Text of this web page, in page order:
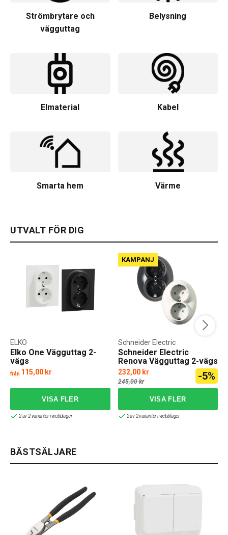
Strömbrytare och
vägguttag
Belysning
Elmaterial Kabel
Smarta hem Värme
UTVALT FÖR DIG
Elko One Vägguttag 2-
vägs
ELKO
från 115,00 kr
2 av 2 varianter i webblager
KAMPANJ
Schneider Electric
Renova Vägguttag 2-vägs
Schneider Electric
232,00 kr
245,00 kr -5%
2 av 2 varianter i webblager
BÄSTSÄLJARE